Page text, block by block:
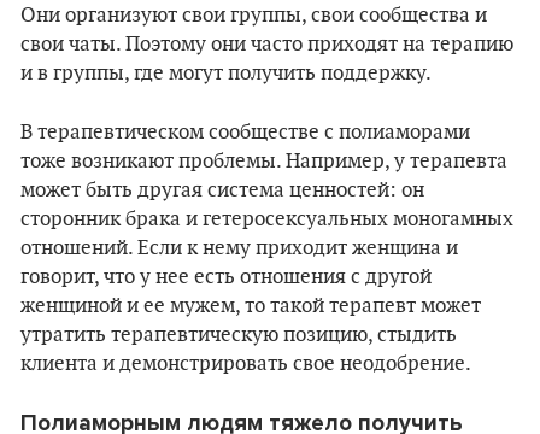
Они организуют свои группы, свои сообщества и
свои чаты. Поэтому они часто приходят на терапию
и в группы, где могут получить поддержку.
В терапевтическом сообществе с полиаморами
тоже возникают проблемы. Например, у терапевта
может быть другая система ценностей: он
сторонник брака и гетеросексуальных моногамных
отношений. Если к нему приходит женщина и
говорит, что у нее есть отношения с другой
женщиной и ее мужем, то такой терапевт может
утратить терапевтическую позицию, стыдить
клиента и демонстрировать свое неодобрение.
Полиаморным людям тяжело получить